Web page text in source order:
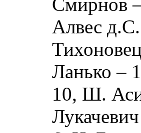
Алвес д.С.
Ланько –
10, Ш.
Лукачевич